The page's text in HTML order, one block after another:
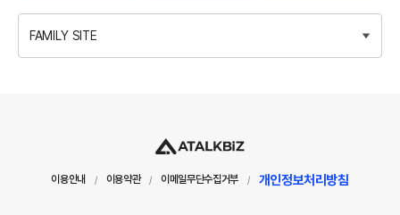
FAMILY SITE
이용안내 / 이용약관 / 이메일무단수집거부 / 개인정보처리방침